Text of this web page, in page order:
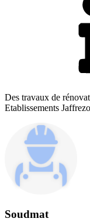
Des travaux de
Etablissements
Soudmat